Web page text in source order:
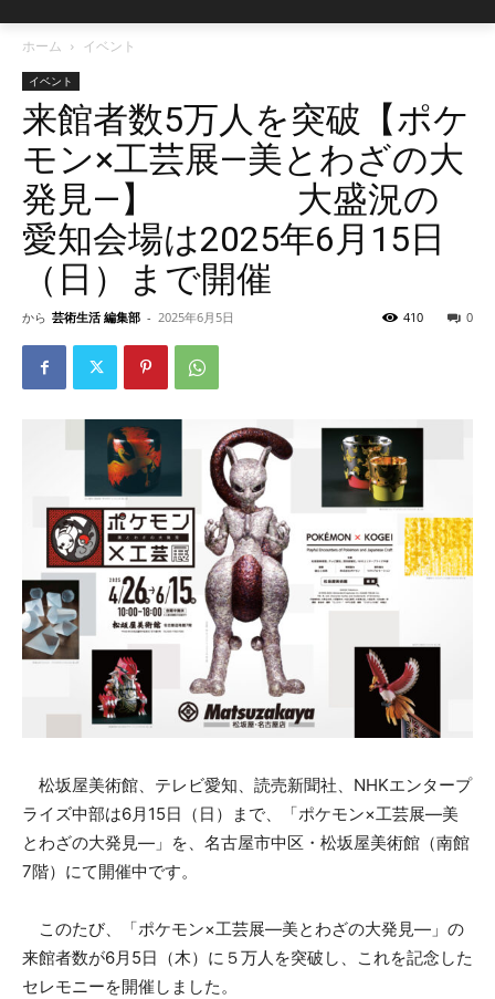
ホーム イベント
イベント
来館者数5万人を突破【ポケ
モン×工芸展―美とわざの大
発見―】 大盛況の
愛知会場は2025年6月15日
（日）まで開催
から 芸術生活 編集部 - 2025年6月5日 0
410
松坂屋美術館、テレビ愛知、読売新聞社、NHKエンタープ
ライズ中部は6月15日（日）まで、「ポケモン×工芸展―美
とわざの大発見―」を、名古屋市中区・松坂屋美術館（南館
7階）にて開催中です。
このたび、「ポケモン×工芸展―美とわざの大発見―」の
来館者数が6月5日（木）に５万人を突破し、これを記念した
セレモニーを開催しました。